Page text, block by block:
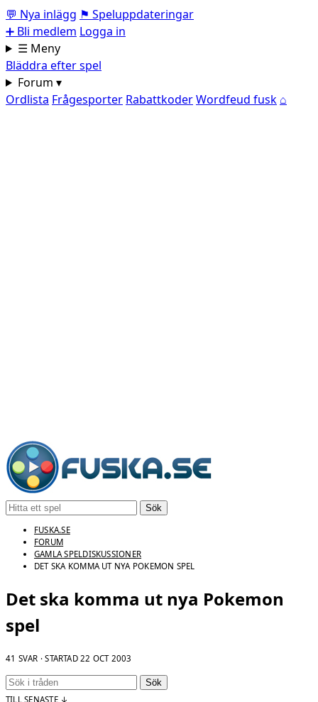
💬 Nya inlägg ⚑ Speluppdateringar
➕ Bli medlem Logga in
☰ Meny
Bläddra efter spel
Forum ▾
Ordlista Frågesporter RabattkoderWordfeud fusk ⌂
Sök
FUSKA.SE
FORUM
GAMLA SPELDISKUSSIONER
DET SKA KOMMA UT NYA POKEMON SPEL
Det ska komma ut nya Pokemon
spel
41 SVAR · STARTAD22 OCT 2003
Sök
TILL SENASTE ↓